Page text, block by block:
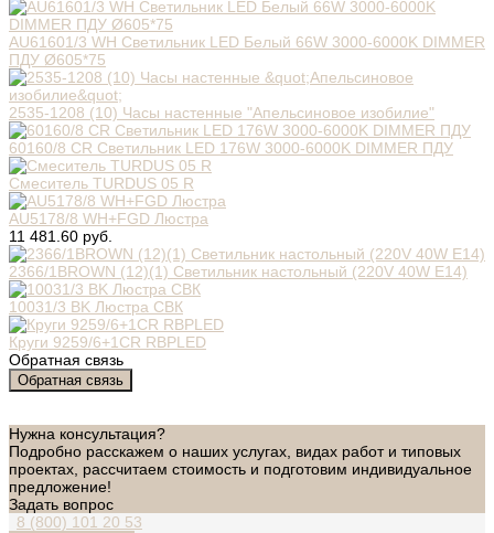
AU61601/3 WH Светильник LED Белый 66W 3000-6000K DIMMER
ПДУ Ø605*75
2535-1208 (10) Часы настенные "Апельсиновое изобилие"
60160/8 CR Светильник LED 176W 3000-6000K DIMMER ПДУ
Смеситель TURDUS 05 R
AU5178/8 WH+FGD Люстра
11 481.60 руб.
2366/1BROWN (12)(1) Светильник настольный (220V 40W E14)
10031/3 BK Люстра СВК
Круги 9259/6+1CR RBPLED
Обратная связь
Обратная связь
Нужна консультация?
Подробно расскажем о наших услугах, видах работ и типовых
проектах, рассчитаем стоимость и подготовим индивидуальное
предложение!
Задать вопрос
8 (800) 101 20 53